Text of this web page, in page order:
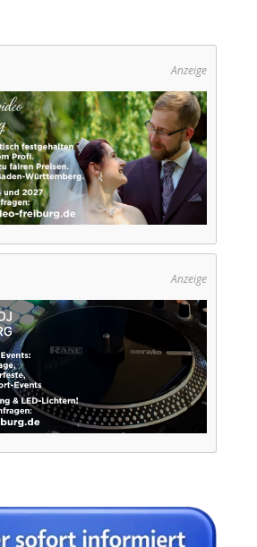
Anzeige
Anzeige